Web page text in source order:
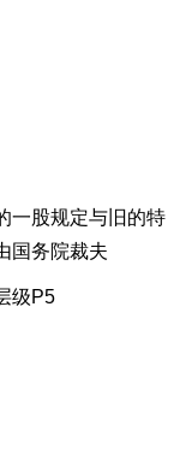
一股规定与旧的特
国务院裁夫
级P5